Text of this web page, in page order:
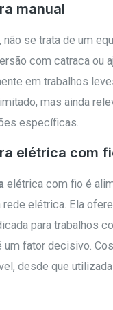
manual
se trata de um
com catraca ou
em trabalhos
mas ainda
específicas.
elétrica com
elétrica com fio é
elétrica. Ela
para trabalhos
um fator decisivo.
desde que